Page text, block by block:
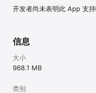
开发者尚未表明此 App 支持
信息
大小
968.1 MB
类别